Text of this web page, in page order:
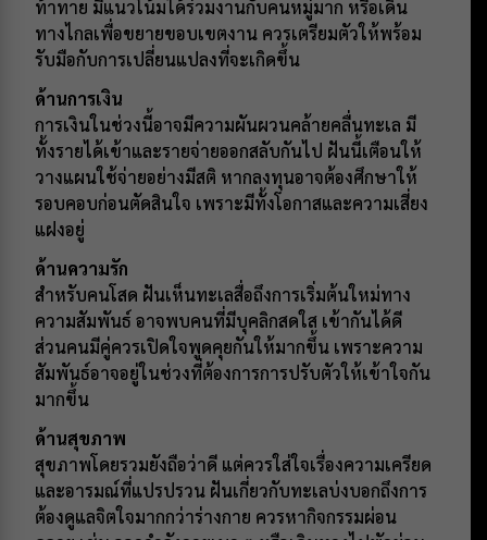
ท้าทาย มีแนวโน้มได้ร่วมงานกับคนหมู่มาก หรือเดิน
ทางไกลเพื่อขยายขอบเขตงาน ควรเตรียมตัวให้พร้อม
รับมือกับการเปลี่ยนแปลงที่จะเกิดขึ้น
ด้านการเงิน
การเงินในช่วงนี้อาจมีความผันผวนคล้ายคลื่นทะเล มี
ทั้งรายได้เข้าและรายจ่ายออกสลับกันไป ฝันนี้เตือนให้
วางแผนใช้จ่ายอย่างมีสติ หากลงทุนอาจต้องศึกษาให้
รอบคอบก่อนตัดสินใจ เพราะมีทั้งโอกาสและความเสี่ยง
แฝงอยู่
ด้านความรัก
สำหรับคนโสด ฝันเห็นทะเลสื่อถึงการเริ่มต้นใหม่ทาง
ความสัมพันธ์ อาจพบคนที่มีบุคลิกสดใส เข้ากันได้ดี
ส่วนคนมีคู่ควรเปิดใจพูดคุยกันให้มากขึ้น เพราะความ
สัมพันธ์อาจอยู่ในช่วงที่ต้องการการปรับตัวให้เข้าใจกัน
มากขึ้น
ด้านสุขภาพ
สุขภาพโดยรวมยังถือว่าดี แต่ควรใส่ใจเรื่องความเครียด
และอารมณ์ที่แปรปรวน ฝันเกี่ยวกับทะเลบ่งบอกถึงการ
ต้องดูแลจิตใจมากกว่าร่างกาย ควรหากิจกรรมผ่อน